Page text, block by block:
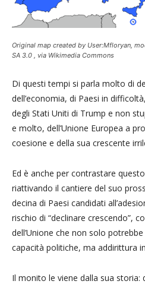
Original map created by User:Mfloryan,
SA 3.0 , via Wikimedia Commons
Di questi tempi si parla molto di
dell’economia, di Paesi in
degli Stati Uniti di Trump e non
e molto, dell’Unione Europea a
coesione e della sua crescente
Ed è anche per contrastare
riattivando il cantiere del suo
decina di Paesi candidati
rischio di “declinare crescendo”,
dell’Unione che non solo
capacità politiche, ma addirittura
Il monito le viene dalla sua storia: